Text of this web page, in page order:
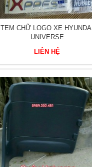
TEM CHỮ LOGO XE HYUNDAI
UNIVERSE
LIÊN HỆ